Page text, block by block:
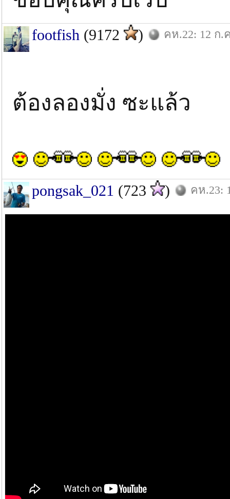
footfish (9172 ) คห.22: 12 ก.
ต้องลองมั่ง ซะแล้ว
pongsak_021 (723 ) คห.23: